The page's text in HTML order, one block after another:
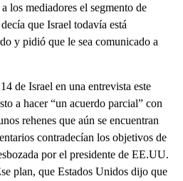
los mediadores el segmento de
que Israel todavía está
y pidió que le sea comunicado a
de Israel en una entrevista este
a hacer “un acuerdo parcial” con
rehenes que aún se encuentran
contradecían los objetivos de
por el presidente de EE.UU.
plan, que Estados Unidos dijo que